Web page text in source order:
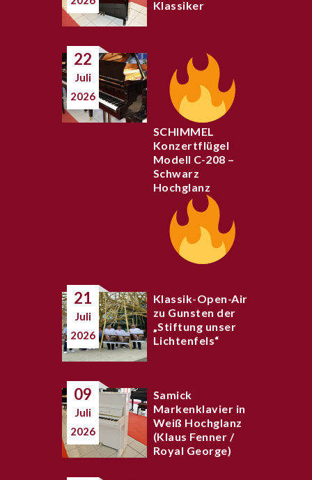
Klassiker
22
Juli
2026
SCHIMMEL
Konzertflügel
Modell C-208 –
Schwarz
Hochglanz
21
Juli
2026
Klassik-Open-Air
zu Gunsten der
„Stiftung unser
Lichtenfels“
09
Juli
2026
Samick
Markenklavier in
Weiß Hochglanz
(Klaus Fenner /
Royal George)